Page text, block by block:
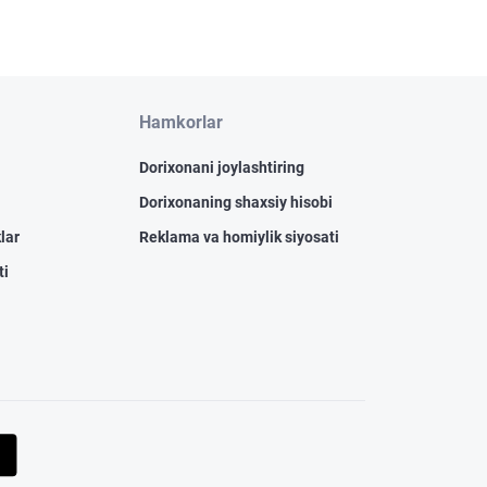
Hamkorlar
Dorixonani joylashtiring
Dorixonaning shaxsiy hisobi
Reklama va homiylik siyosati